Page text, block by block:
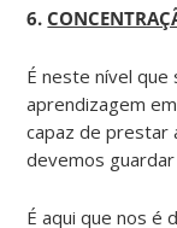
6.
É neste nível que
aprendizagem
capaz de prestar
devemos guardar
É aqui que nos é